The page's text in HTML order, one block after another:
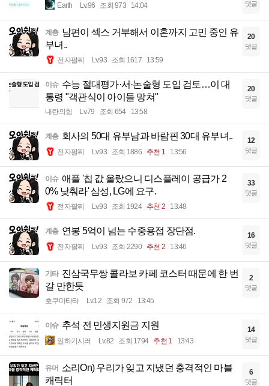
Earth Lv.96 조회 973 14:04 댓글
계층 남편이 섹스 거부해서 이혼까지 고민 중인 유
부녀..
전자팔찌 Lv.93 조회 1617 13:59
20
댓글
이슈 수능 절대평가·서·논술형 도입 검토…이 대
통령 "객관식이 아이들 망쳐"
내란의힘 Lv.79 조회 654 13:58
20
댓글
계층 회사의 50대 유부남과 바람핀 30대 유부녀..
전자팔찌 Lv.93 조회 1886 추천 1 13:56
12
댓글
이슈 애플 '칩 값 올랐으니 디스플레이 공급가 2
0% 낮춰라' 삼성, LG에 요구.
전자팔찌 Lv.93 조회 1924 추천 2 13:48
33
댓글
계층 연봉 5억이 넘는 수중용접 장단점.
전자팔찌 Lv.93 조회 2290 추천 2 13:46
16
댓글
기타 진삼국무쌍 콜라보 카페 코스터 때문에 한 번
갈 만한듯
호쿠마타타 Lv.12 조회 972 13:45
2
댓글
이슈 추석 전 민생지원금 지원
일하기시러 Lv.82 조회 1794 추천 1 13:43
14
댓글
유머 소리On) 우리가 잊고 지냈던 충격적인 마블
캐릭터
6
댓글